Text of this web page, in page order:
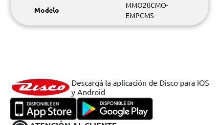
Modelo
MMO20CMO-
EMPCMS
Descargá la aplicación de Disco para IOS
y Android